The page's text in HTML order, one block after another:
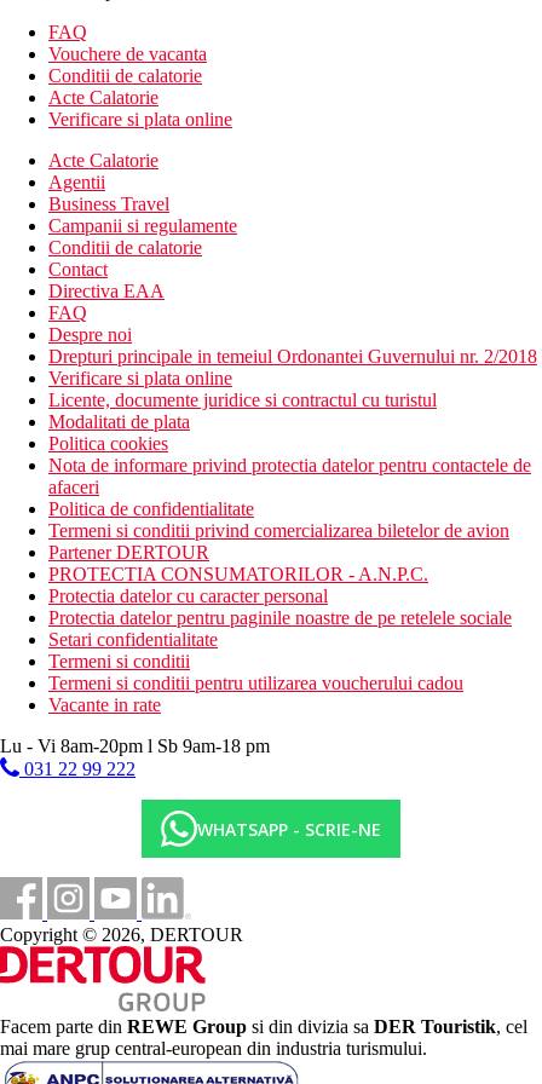
set pentru prepararea ceaiului si cafelei
balcon sau terasa
Alte tipuri de camere (daca nu se specifica altfel, camerele au
Camera dubla, Premium, vedere la piscina: mai spatioasa
Camera dubla, Lux, Vedere la piscina, Swim-Up: piscina
comuna
Camera dubla, Premium, vedere la piscina, acces la inot: piscina
comuna mai spatioasa
Bungalou, vedere la piscina: camere situate in jurul piscinei
centrale
Vila, vedere la piscina, piscina privata: piscina privata
Bungalou Grand, vedere laterala la mare: mai spatios
Descrierea hotelului
hol de intrare cu receptie
restaurantul principal
3 bare
4 restaurante a la carte
centru SPA
minimarket
piscina centrala (sezlonguri, umbrele si prosoape gratuite)
piscina interioara incalzita (parte a centrului SPA)
Descrierea plajei
public, nisipos
sezlonguri, umbrele si prosoape gratuite
Activitati sportive gratuite
programe de seara
fitness
volei pe plaja
teren de tenis
parc acvatic 10.00-18.00 (langa hotel)
curs de yoga
pilates
teren de fotbal
muzica live la cine tematice
Activitati sportive contra cost
sporturi acvatice pe plaja
Mese
Demipensiune:
FAQ
Vouchere de vacanta
Conditii de calatorie
Acte Calatorie
Verificare si plata online
Acte Calatorie
Agentii
Business Travel
Campanii si regulamente
Conditii de calatorie
Contact
Directiva EAA
FAQ
Despre noi
Drepturi principale in temeiul Ordonantei Guvernului nr. 2/2018
Verificare si plata online
Licente, documente juridice si contractul cu turistul
Modalitati de plata
Politica cookies
Nota de informare privind protectia datelor pentru contactele de
afaceri
Politica de confidentialitate
Termeni si conditii privind comercializarea biletelor de avion
Partener DERTOUR
PROTECTIA CONSUMATORILOR - A.N.P.C.
Protectia datelor cu caracter personal
Protectia datelor pentru paginile noastre de pe retelele sociale
Setari confidentialitate
Termeni si conditii
Termeni si conditii pentru utilizarea voucherului cadou
Vacante in rate
Lu - Vi 8am-20pm l Sb 9am-18 pm
031 22 99 222
WHATSAPP - SCRIE-NE
Copyright © 2026, DERTOUR
Facem parte din REWE Group si din divizia sa DER Touristik, cel
mai mare grup central-european din industria turismului.